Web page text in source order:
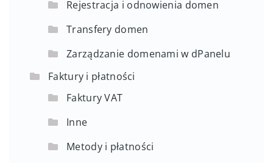
Rejestracja i odnowienia domen
Transfery domen
Zarządzanie domenami w dPanelu
Faktury i płatności
Faktury VAT
Inne
Metody i płatności